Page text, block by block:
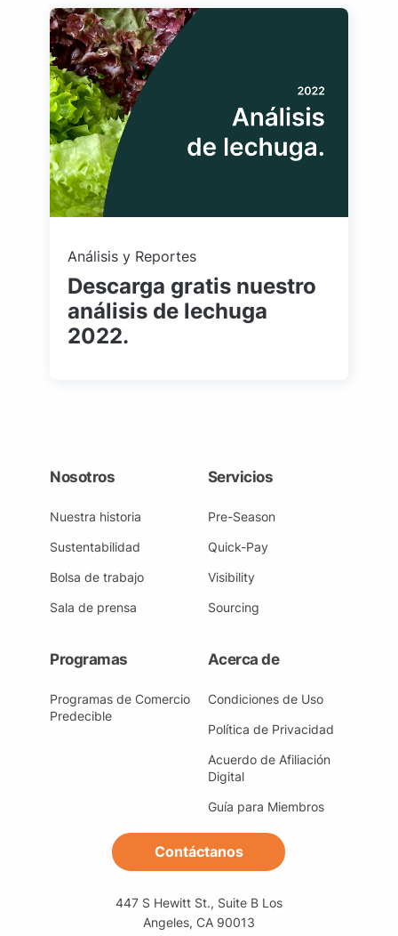
Análisis y Reportes
Descarga gratis nuestro
análisis de lechuga
2022.
Nosotros
Nuestra historia
Sustentabilidad
Bolsa de trabajo
Sala de prensa
Servicios
Pre-Season
Quick-Pay
Visibility
Sourcing
Programas
Programas de Comercio
Predecible
Acerca de
Condiciones de Uso
Política de Privacidad
Acuerdo de Afiliación
Digital
Guía para Miembros
Contáctanos
447 S Hewitt St., Suite B Los
Angeles, CA 90013